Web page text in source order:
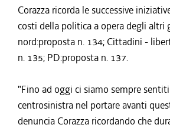
Corazza ricorda le successive
costi della politica a opera degli altri
nord:proposta n. 134; Cittadini -
n. 135; PD:proposta n. 137.
"Fino ad oggi ci siamo sempre
centrosinistra nel portare avanti
denuncia Corazza ricordando che